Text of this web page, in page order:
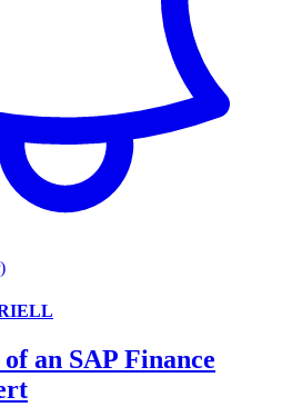
an SAP Finance